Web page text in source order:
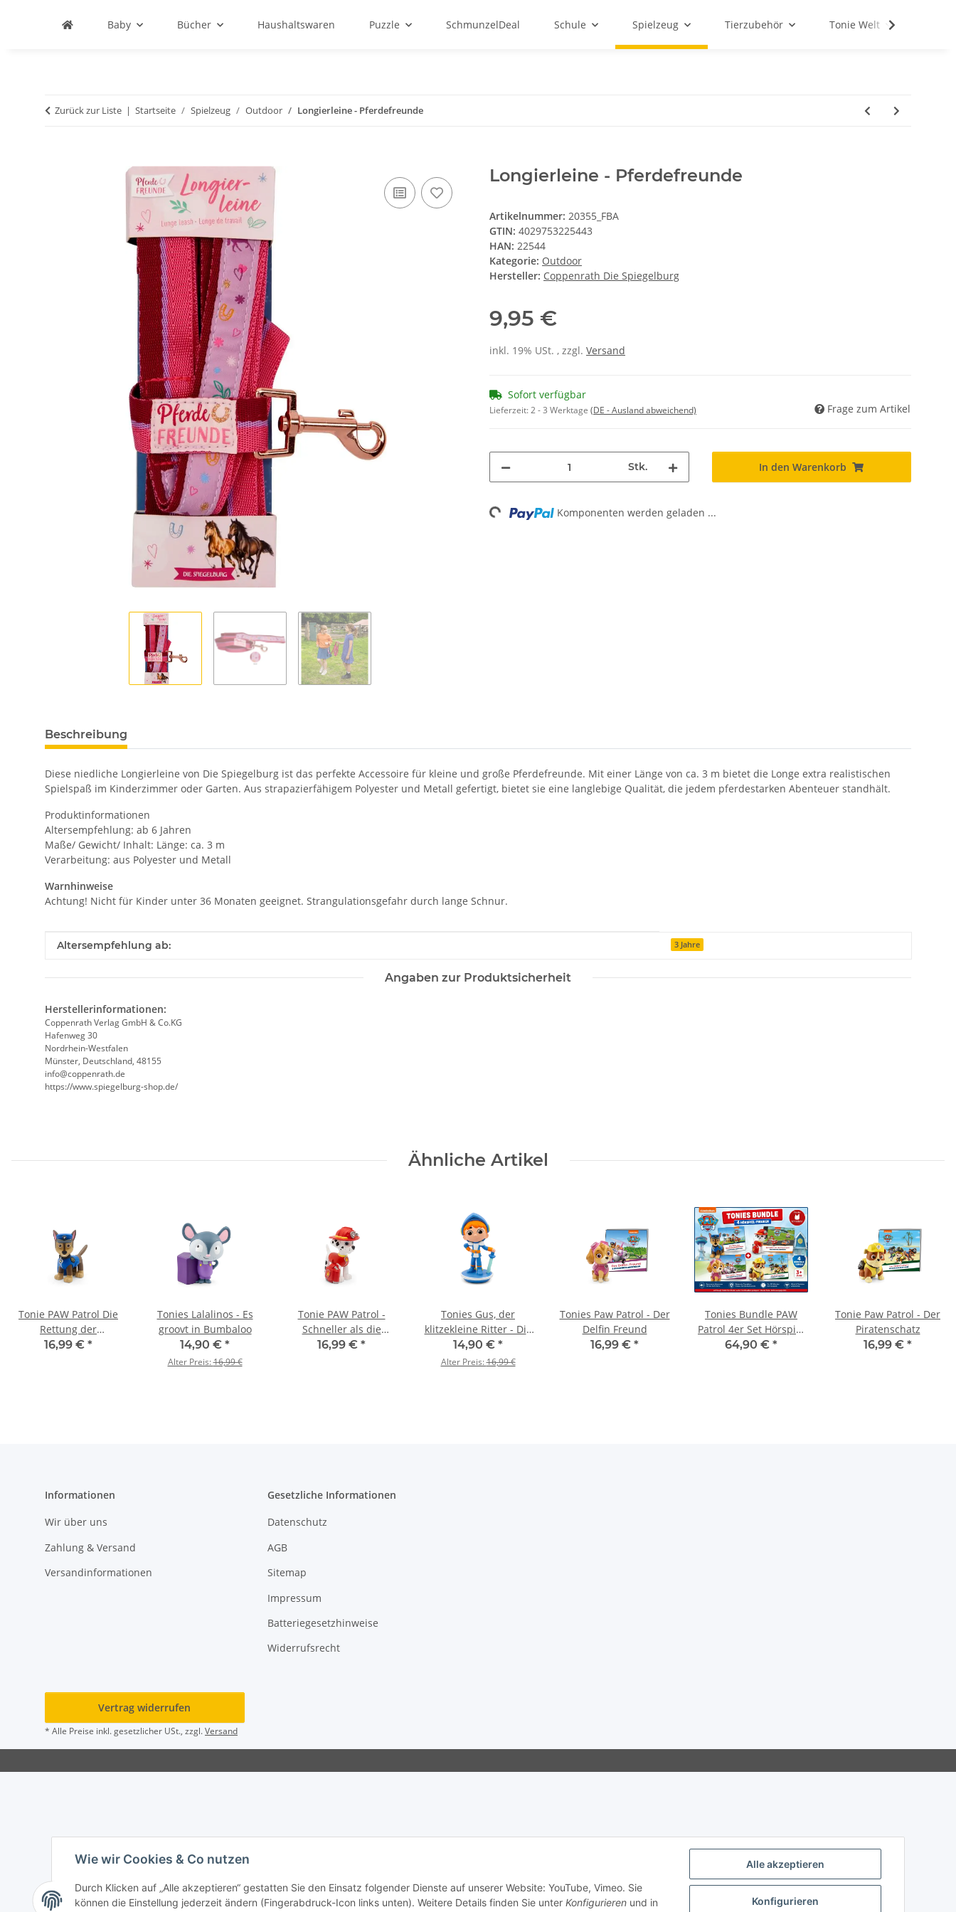
Alle akzeptieren
Konfigurieren
Wie wir Cookies & Co nutzen
Durch Klicken auf „Alle akzeptieren“ gestatten Sie den Einsatz folgender Dienste auf unserer Website: YouTube, Vimeo. Sie
können die Einstellung jederzeit ändern (Fingerabdruck-Icon links unten). Weitere Details finden Sie unter Konfigurieren und in
Baby Bücher Haushaltswaren Puzzle SchmunzelDeal Schule Spielzeug Tierzubehör Tonie Welt
Zurück zur Liste Startseite Spielzeug Outdoor Longierleine - Pferdefreunde
Longierleine - Pferdefreunde
Artikelnummer: 20355_FBA
GTIN: 4029753225443
HAN: 22544
Kategorie: Outdoor
Hersteller: Coppenrath Die Spiegelburg
9,95 €
inkl. 19% USt. , zzgl. Versand
Sofort verfügbar
Lieferzeit:2 - 3 Werktage (DE - Ausland abweichend) Frage zum Artikel
Stk. In den Warenkorb
Loading... Komponenten werden geladen ...
Beschreibung
Diese niedliche Longierleine von Die Spiegelburg ist das perfekte Accessoire für kleine und große Pferdefreunde. Mit einer Länge von ca. 3 m bietet die Longe extra realistischen
Spielspaß im Kinderzimmer oder Garten. Aus strapazierfähigem Polyester und Metall gefertigt, bietet sie eine langlebige Qualität, die jedem pferdestarken Abenteuer standhält.
Produktinformationen
Altersempfehlung: ab 6 Jahren
Maße/ Gewicht/ Inhalt: Länge: ca. 3 m
Verarbeitung: aus Polyester und Metall
Warnhinweise
Achtung! Nicht für Kinder unter 36 Monaten geeignet. Strangulationsgefahr durch lange Schnur.
Produkteigenschaft
Wert
Altersempfehlung ab: 3 Jahre
Angaben zur Produktsicherheit
Herstellerinformationen:
Coppenrath Verlag GmbH & Co.KG
Hafenweg 30
Nordrhein-Westfalen
Münster, Deutschland, 48155
info@coppenrath.de
https://www.spiegelburg-shop.de/
Ähnliche Artikel
Tonie PAW Patrol Die
Rettung der
Meeresschildkröten
16,99 € *
Tonies Lalalinos - Es
groovt in Bumbaloo
14,90 € *
Alter Preis:16,99 €
Tonie PAW Patrol -
Schneller als die
Feuerwehr
16,99 € *
Tonies Gus, der
klitzekleine Ritter - Die
Legende von Gus und
drei weitere
14,90 € *
Alter Preis:16,99 €
Tonies Paw Patrol - Der
Delfin Freund
16,99 € *
Tonies Bundle PAW
Patrol 4er Set Hörspiel
Figuren Toniebox
64,90 € *
Tonie Paw Patrol - Der
Piratenschatz
16,99 € *
Informationen
Wir über uns
Zahlung & Versand
Versandinformationen
Gesetzliche Informationen
Datenschutz
AGB
Sitemap
Impressum
Batteriegesetzhinweise
Widerrufsrecht
Vertrag widerrufen
* Alle Preise inkl. gesetzlicher USt., zzgl.Versand